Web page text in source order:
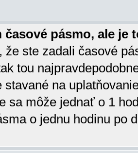
časové pásmo, ale je
že ste zadali časové
tou
stavané na
sa môže jednať o 1
o jednu hodinu po